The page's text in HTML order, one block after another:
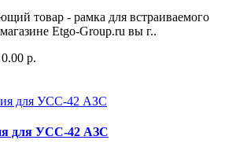
товар - рамка для встраиваемого
Etgo-Group.ru вы г..
р.
для УСС-42 АЗС